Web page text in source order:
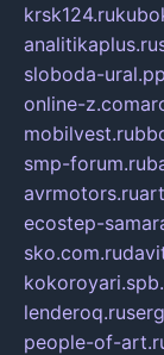
krsk124.ru
analitikaplus.ru
sloboda-
online-z.com
mobilvest.ru
smp-forum.ru
avrmotors.ru
ecostep-
sko.com.ru
lenderoq.ru
people-of-